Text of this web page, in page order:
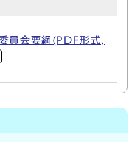
員会要綱(PDF形式,